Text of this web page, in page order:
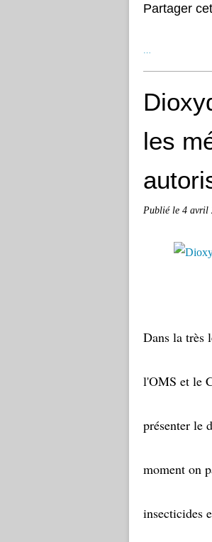
Partager
les
Publié le 4 avril
Dans la très
l'OMS et le
présenter le
moment on
insecticides